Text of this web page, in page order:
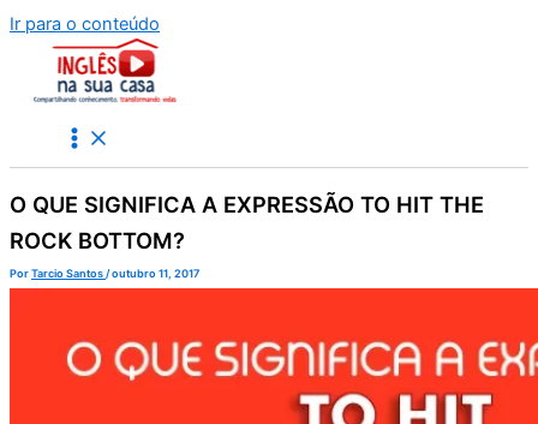
Ir para o conteúdo
O QUE SIGNIFICA A EXPRESSÃO TO HIT THE
ROCK BOTTOM?
PorTarcio Santos/outubro 11, 2017